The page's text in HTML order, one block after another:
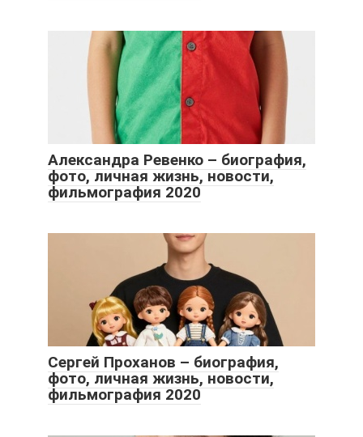
Александра Ревенко – биография,
фото, личная жизнь, новости,
фильмография 2020
Сергей Проханов – биография,
фото, личная жизнь, новости,
фильмография 2020